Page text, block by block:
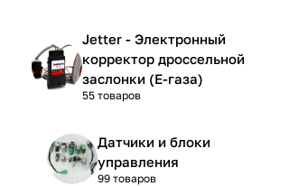
Jetter - Электронный
корректор дроссельной
заслонки (Е-газа)
55 товаров
Датчики и блоки
управления
99 товаров